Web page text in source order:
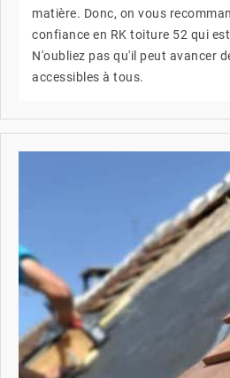
matière. Donc, on vous
confiance en RK toiture 52 qui
N'oubliez pas qu'il peut avancer
accessibles à tous.